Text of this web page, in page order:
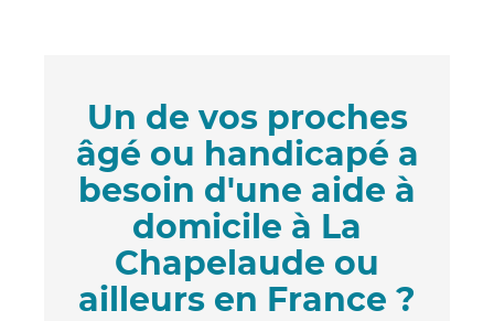
Un de vos proches
âgé ou handicapé a
besoin d'une aide à
domicile à La
Chapelaude ou
ailleurs en France ?